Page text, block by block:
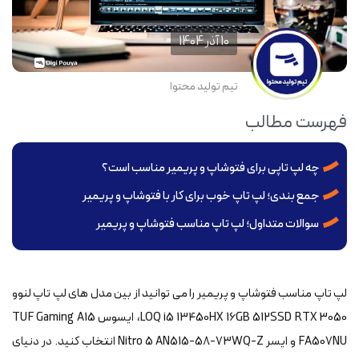
10 آذر 1404
تیم تولید محتوا
فهرست مطالب
چه لپ تاپی برای فتوشاپ و پریمیر مناسب است؟
جمع بندی؛ لپ تاپ خوب برای کار با فتوشاپ و پریمیر
سوالات متداول؛ لپ تاپ مناسب فتوشاپ و پریمیر
لپ تاپ مناسب فتوشاپ و پریمیر را می توانید از بین مدل های لپ تاپ لنوو
LOQ i5 13450HX 16GB 512SSD RTX 3050، ایسوس TUF Gaming A15
FA507NU و ایسر Nitro 5 AN515-58-73WQ-Z انتخاب کنید. در دنیای